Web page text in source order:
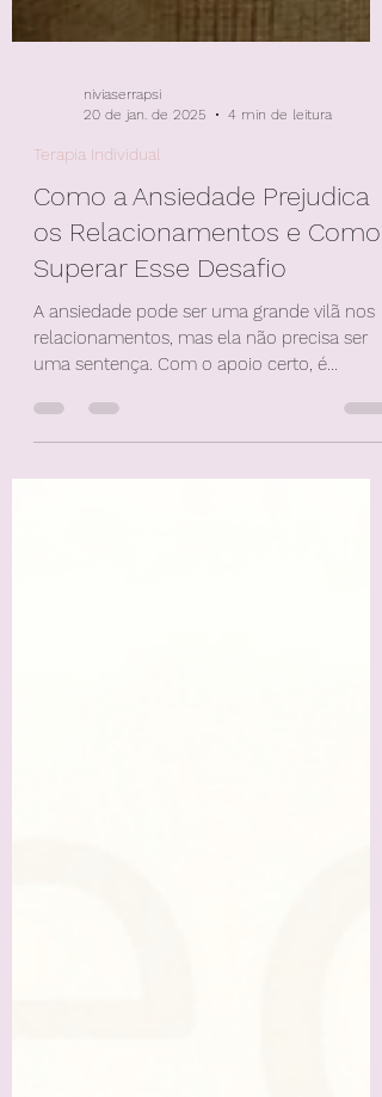
niviaserrapsi
20 de jan. de 2025
4 min de leitura
Como a Ansiedade Prejudica
os Relacionamentos e Como
Superar Esse Desafio
A ansiedade pode ser uma grande vilã nos
possível superar os des